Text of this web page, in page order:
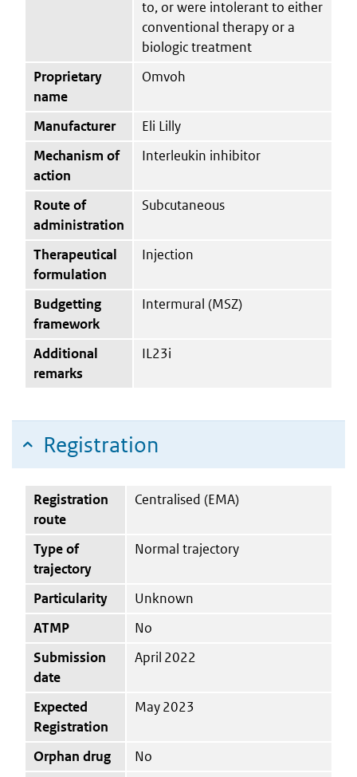
to, or were intolerant to either
conventional therapy or a
biologic treatment
Proprietary
name
Omvoh
Manufacturer
Eli Lilly
Mechanism of
action
Interleukin inhibitor
Route of
administration
Subcutaneous
Therapeutical
formulation
Injection
Budgetting
framework
Intermural (MSZ)
Additional
remarks
IL23i
Registration
Registration
route
Centralised (EMA)
Type of
trajectory
Normal trajectory
Particularity
Unknown
ATMP
No
Submission
date
April 2022
Expected
Registration
May 2023
Orphan drug
No